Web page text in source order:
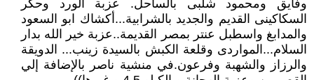
وفايق ومحمود شلبى بالساحل. عزبة الورد وحكر
السكاكينى القديم والجديد بالشرابية...أكشاك ابو السعود
والمدابغ واسطبل عنتر بمصر القديمة..عزبة خير الله بدار
السلام...المواردى وقلعة الكبش بالسيدة زينب... الدويقة
والرزاز والشهبة وفرعون.في منشية ناصر بالإضافة إلي